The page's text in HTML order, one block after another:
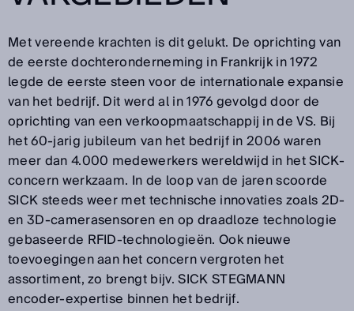
Met vereende krachten is dit gelukt. De oprichting van
de eerste dochteronderneming in Frankrijk in 1972
legde de eerste steen voor de internationale expansie
van het bedrijf. Dit werd al in 1976 gevolgd door de
oprichting van een verkoopmaatschappij in de VS. Bij
het 60-jarig jubileum van het bedrijf in 2006 waren
meer dan 4.000 medewerkers wereldwijd in het SICK-
concern werkzaam. In de loop van de jaren scoorde
SICK steeds weer met technische innovaties zoals 2D-
en 3D-camerasensoren en op draadloze technologie
gebaseerde RFID-technologieën. Ook nieuwe
toevoegingen aan het concern vergroten het
assortiment, zo brengt bijv. SICK STEGMANN
encoder-expertise binnen het bedrijf.